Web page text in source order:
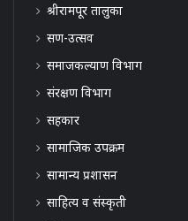
श्रीरामपूर तालुका
सण-उत्सव
समाजकल्याण विभाग
संरक्षण विभाग
सहकार
सामाजिक उपक्रम
सामान्य प्रशासन
साहित्य व संस्कृती